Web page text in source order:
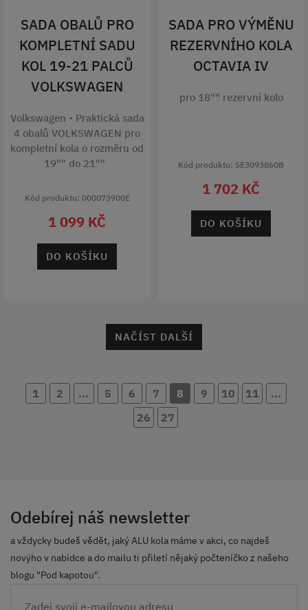
SADA OBALŮ PRO
KOMPLETNÍ SADU
KOL 19-21 PALCŮ
VOLKSWAGEN
Volkswagen - Praktická sada
4 obalů VOLKSWAGEN pro
kompletní kola o rozměru od
19"" do 21""
Kód produktu: 000073900E
1 099 KČ
DO KOŠÍKU
SADA PRO VÝMĚNU
REZERVNÍHO KOLA
OCTAVIA IV
pro 18"" rezervní kolo
Kód produktu: 5E3093860B
1 702 KČ
DO KOŠÍKU
NAČÍST DALŠÍ
1 2 ... 5 6 7 8 9 10 11
...
26
27
Odebírej náš newsletter
a vždycky budeš vědět, jaký ALU kola máme v akci, co najdeš
novýho v nabídce a do mailu ti přiletí nějaký počteníčko z našeho
blogu "Pod kapotou".